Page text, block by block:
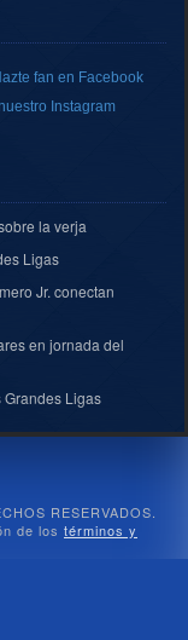
fan en Facebook
Instagram
la verja
Ligas
Jr. conectan
en jornada del
Grandes Ligas
RESERVADOS.
de los términos y